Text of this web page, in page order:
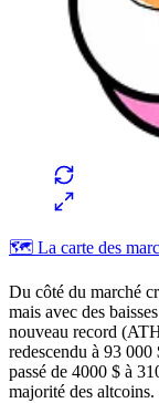
🗺️ La carte des
Du côté du marché
mais avec des
nouveau record
redescendu à 93
passé de 4000 $ à
majorité des altcoins.